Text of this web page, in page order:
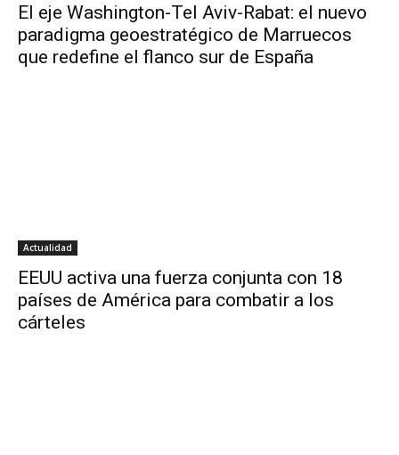
El eje Washington-Tel Aviv-Rabat: el nuevo
paradigma geoestratégico de Marruecos
que redefine el flanco sur de España
Actualidad
EEUU activa una fuerza conjunta con 18
países de América para combatir a los
cárteles